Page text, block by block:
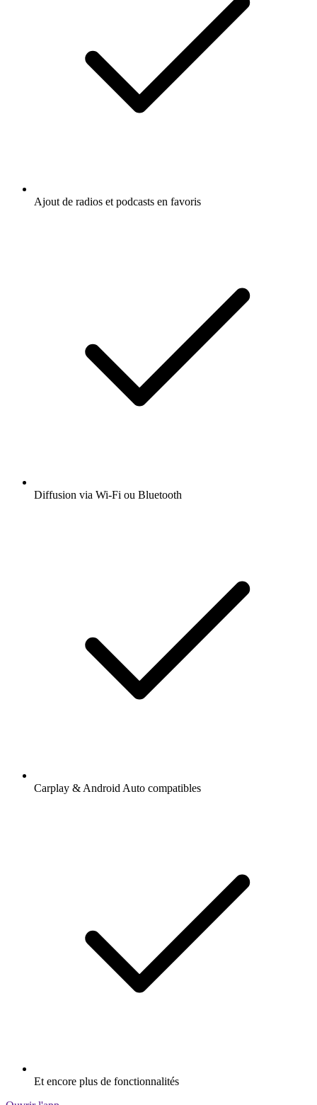
Ajout de radios et podcasts en favoris
Diffusion via Wi-Fi ou Bluetooth
Carplay & Android Auto compatibles
Et encore plus de fonctionnalités